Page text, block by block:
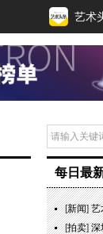
艺术
每日最
[新闻]艺
[拍卖]深